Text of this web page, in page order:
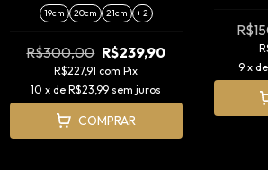
19cm
20cm 21cm + 2
R$300,00 R$239,90
R$227,91 com Pix
10 x deR$23,99 sem juros
COMPRAR
9 x de